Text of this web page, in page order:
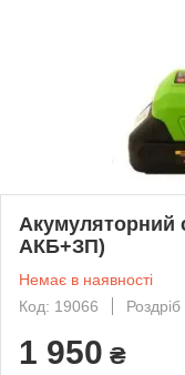
Акумуляторний
АКБ+ЗП)
Немає в наявності
Код: 19066
Роздріб
1 950 ₴